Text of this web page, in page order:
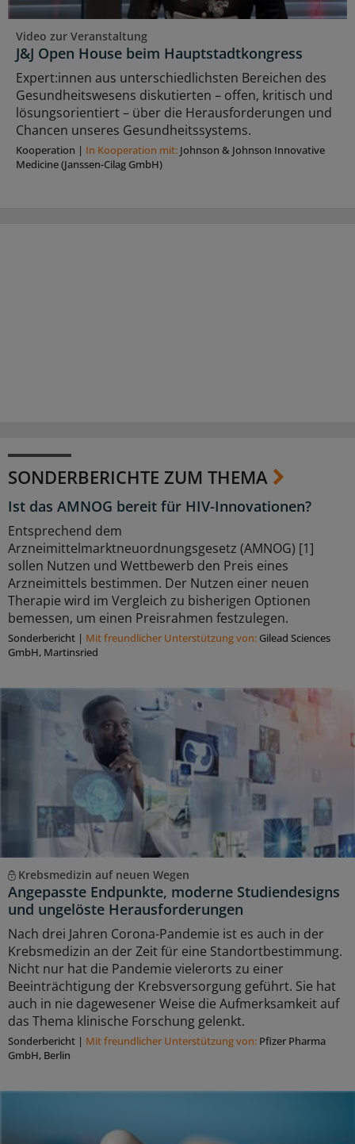
Video zur Veranstaltung
J&J Open House beim Hauptstadtkongress
Expert:innen aus unterschiedlichsten Bereichen des
Gesundheitswesens diskutierten – offen, kritisch und
lösungsorientiert – über die Herausforderungen und
Chancen unseres Gesundheitssystems.
Kooperation | In Kooperation mit: Johnson & Johnson Innovative
Medicine (Janssen-Cilag GmbH)
SONDERBERICHTE ZUM THEMA
Ist das AMNOG bereit für HIV-Innovationen?
Entsprechend dem
Arzneimittelmarktneuordnungsgesetz (AMNOG) [1]
sollen Nutzen und Wettbewerb den Preis eines
Arzneimittels bestimmen. Der Nutzen einer neuen
Therapie wird im Vergleich zu bisherigen Optionen
bemessen, um einen Preisrahmen festzulegen.
Sonderbericht | Mit freundlicher Unterstützung von: Gilead Sciences
GmbH, Martinsried
Krebsmedizin auf neuen Wegen
Angepasste Endpunkte, moderne Studiendesigns
und ungelöste Herausforderungen
Nach drei Jahren Corona-Pandemie ist es auch in der
Krebsmedizin an der Zeit für eine Standortbestimmung.
Nicht nur hat die Pandemie vielerorts zu einer
Beeinträchtigung der Krebsversorgung geführt. Sie hat
auch in nie dagewesener Weise die Aufmerksamkeit auf
das Thema klinische Forschung gelenkt.
Sonderbericht | Mit freundlicher Unterstützung von: Pfizer Pharma
GmbH, Berlin